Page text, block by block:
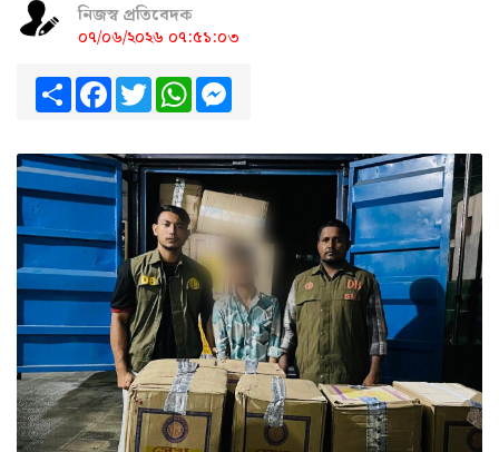
নিজস্ব প্রতিবেদক
০৭/০৬/২০২৬ ০৭:৫১:০৩
ShareFacebook
TwitterWhatsApp